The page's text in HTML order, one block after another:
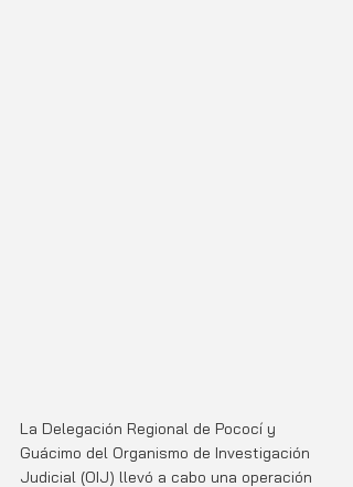
La Delegación Regional de Pococí y
Guácimo del Organismo de Investigación
Judicial (OIJ) llevó a cabo una operación